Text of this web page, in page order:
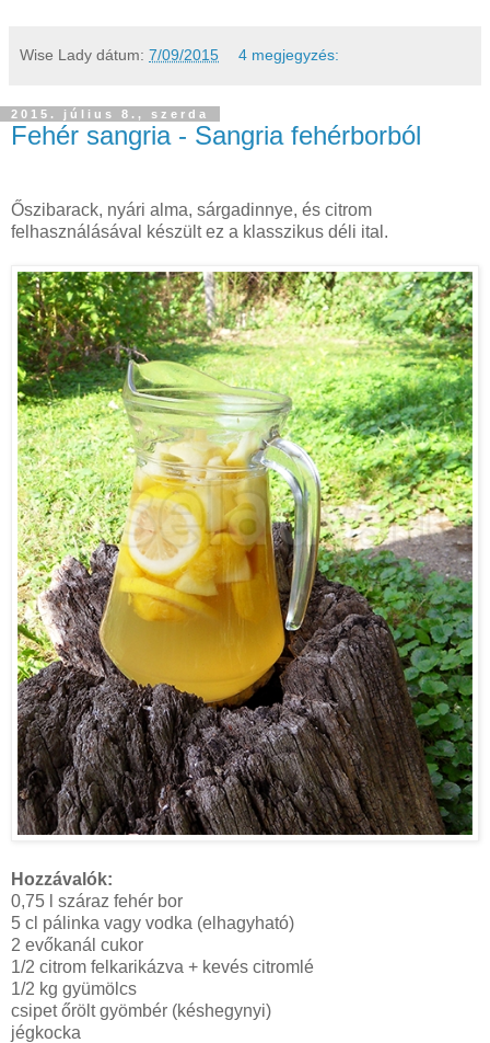
Wise Lady dátum: 7/09/2015 4 megjegyzés:
2015. július 8., szerda
Fehér sangria - Sangria fehérborból
Őszibarack, nyári alma, sárgadinnye, és citrom
felhasználásával készült ez a klasszikus déli ital.
Hozzávalók:
0,75 l száraz fehér bor
5 cl pálinka vagy vodka (elhagyható)
2 evőkanál cukor
1/2 citrom felkarikázva + kevés citromlé
1/2 kg gyümölcs
csipet őrölt gyömbér (késhegynyi)
jégkocka